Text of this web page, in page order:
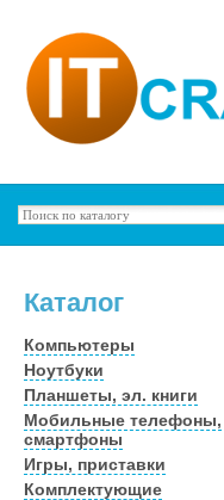
Каталог
Компьютеры
Ноутбуки
Планшеты, эл. книги
Мобильные телефоны,
смартфоны
Игры, приставки
Комплектующие